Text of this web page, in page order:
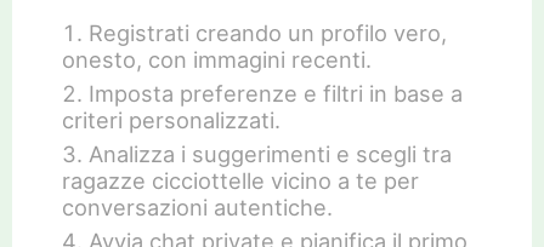
Registrati creando un profilo vero,
onesto, con immagini recenti.
Imposta preferenze e filtri in base a
criteri personalizzati.
Analizza i suggerimenti e scegli tra
ragazze cicciottelle vicino a te per
conversazioni autentiche.
Avvia chat private e pianifica il primo